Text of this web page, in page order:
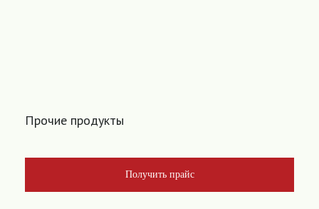
Прочие продукты
Получить прайс